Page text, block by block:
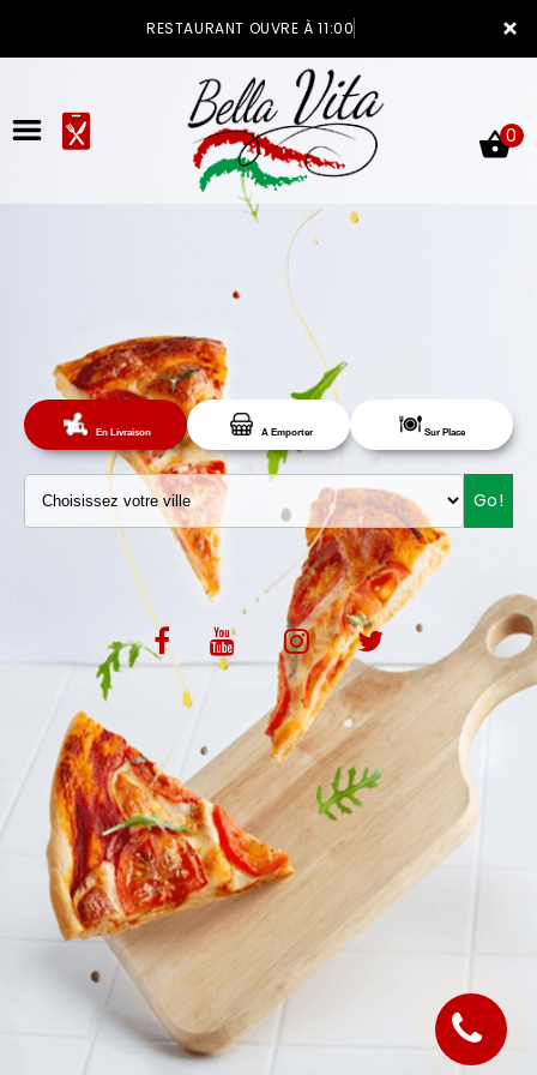
×
RESTAURANT OUVRE À 11:00
ACCUEIL
LA CARTE
VOTRE COMPTE
NOTRE RESTAURANT
MENTIONS LÉGALES
C.G.V
0
En Livraison A Emporter Sur Place
Go!